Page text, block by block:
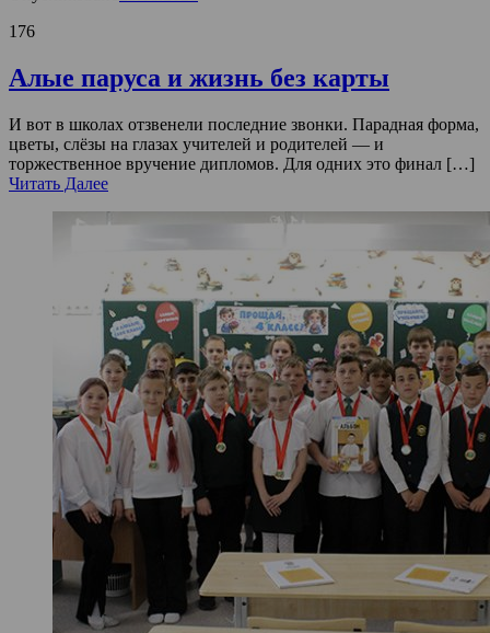
176
Алые паруса и жизнь без карты
И вот в школах отзвенели последние звонки. Парадная форма,
цветы, слёзы на глазах учителей и родителей — и
торжественное вручение дипломов. Для одних это финал […]
Читать Далее